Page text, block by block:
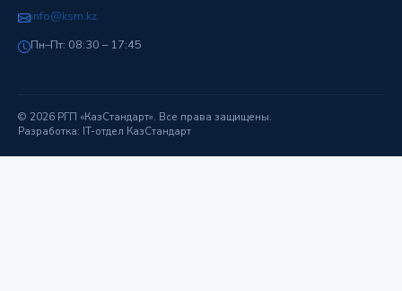
info@ksm.kz
Пн–Пт: 08:30 – 17:45
© 2026 РГП «КазСтандарт». Все права защищены.
Разработка: IT-отдел КазСтандарт